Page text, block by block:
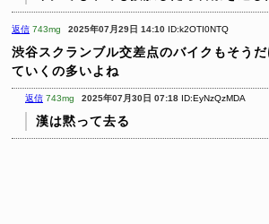
返信 743mg 2025年07月29日 14:10 ID:k2OTI0NTQ
渋谷スクランブル交差点のバイクもそう
ていくの多いよね
返信 743mg 2025年07月30日 07:18 ID:EyNzQzMDA
漢は黙って去る